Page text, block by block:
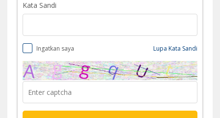
Kata Sandi
Ingatkan saya Lupa Kata Sandi